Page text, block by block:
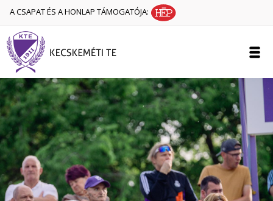
A CSAPAT ÉS A HONLAP TÁMOGATÓJA: